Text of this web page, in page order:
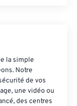
la simple
Notre
de vos
une vidéo ou
des centres